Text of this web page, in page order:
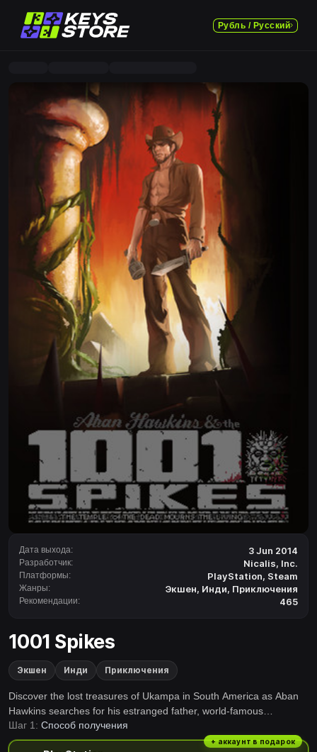
Рубль / Русский
Дата выхода: 3 Jun 2014
Разработчик: Nicalis, Inc.
Платформы: PlayStation, Steam
Жанры: Экшен, Инди, Приключения
Рекомендации: 465
1001 Spikes
Экшен Инди Приключения
Discover the lost treasures of Ukampa in South America as Aban
Hawkins searches for his estranged father, world-famous
archeaologist, Jim Hawkins. Aban Hawkins races into the frozen
tundra of the antarctic, undiscovered temple ruins and the vast
Шаг 1: Способ получения
+ аккаунт в подарок